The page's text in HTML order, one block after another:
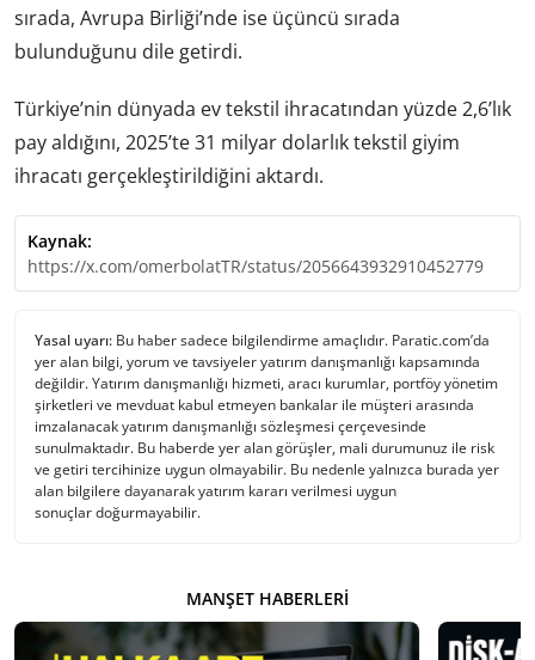
sırada, Avrupa Birliği’nde ise üçüncü sırada
bulunduğunu dile getirdi.
Türkiye’nin dünyada ev tekstil ihracatından yüzde 2,6’lık
pay aldığını, 2025’te 31 milyar dolarlık tekstil giyim
ihracatı gerçekleştirildiğini aktardı.
Kaynak:
https://x.com/omerbolatTR/status/2056643932910452779
Yasal uyarı: Bu haber sadece bilgilendirme amaçlıdır. Paratic.com’da
yer alan bilgi, yorum ve tavsiyeler yatırım danışmanlığı kapsamında
değildir. Yatırım danışmanlığı hizmeti, aracı kurumlar, portföy yönetim
şirketleri ve mevduat kabul etmeyen bankalar ile müşteri arasında
imzalanacak yatırım danışmanlığı sözleşmesi çerçevesinde
sunulmaktadır. Bu haberde yer alan görüşler, mali durumunuz ile risk
ve getiri tercihinize uygun olmayabilir. Bu nedenle yalnızca burada yer
alan bilgilere dayanarak yatırım kararı verilmesi uygun
sonuçlar doğurmayabilir.
MANŞET HABERLERI